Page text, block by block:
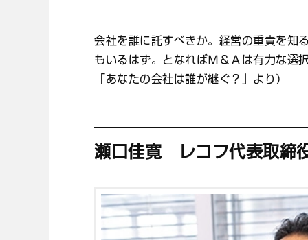
ッ
ク
マ
ー
会社を誰に託すべきか。経営の重責を知
もいるはず。となればＭ＆Ａは有力な選
「あなたの会社は誰が継ぐ？」より）
瀬口佳寛 レコフ代表取締